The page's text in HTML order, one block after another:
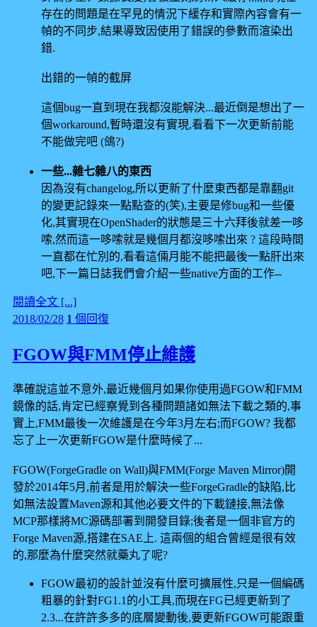
存在的問題是在罕見的情況下緩存和實際內容會有一
幀的不同步,結果導致因使用了錯誤的參數而渲染出
錯.
出錯的一幀的截屏
這個bug一直到現在我都沒能解決...最近倒是想出了一
個workaround,暫時還沒有實現,看看下一次更新前能
不能做完吧 (鴿?)
一些...雜七雜八的東西
因為沒有changelog,所以更新了什麼東西都是靠翻git
的變更記錄來一點點查的(笑),主要是修bug和一些優
化,其實現在OpenShader的狀態是三十六拜後就差一哆
嗦,然而這一哆嗦就是幾個月都沒哆嗦出來 ? 這段時間
一直都在忙別的,看看這倆月能不能把最後一點肝出來
吧,下一篇日誌我們會介紹一些native方面的工作--
閱讀全文 [...]
2018/02/28 1 個回復
FGOW與FMM停止維護
準確說這並不意外,最近幾個月如果你使用過FGOW和FMM
鏡像的話,肯定已經察覺到各種問題諸如無法下載之類的,事
實上,FMM最後一次維護是在今年3月左右;而FGOW? 我都
忘了上一次更新FGOW是什麼時候了...
FGOW(ForgeGradle on Wall)與FMM(Forge Maven Mirror)開
發於2014年5月,前者是用於解決一些ForgeGradle的缺陷,比
如無法設置Maven源和其他必要文件的下載鏈接,無法像
MCP那樣將MC源碼部署到開發目錄;後者是一個非官方的
Forge Maven源,搭建在SAE上. 這兩個的組合曾經是很有效
的,那麼為什麼突然就藥丸了呢?
FGOW最初的設計並沒有什麼可擴展性,只是一個編碼
粗暴的針對FG1.1的小工具,而現在FG已經更新到了
2.3...在許許多多的底層變動後,要更新FGOW可能跟重